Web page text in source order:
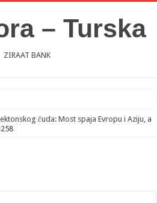
čuda: Most spaja Evropu i Aziju, a